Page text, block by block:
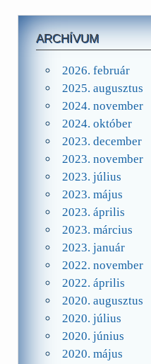
ARCHÍVUM
2026. február
2025. augusztus
2024. november
2024. október
2023. december
2023. november
2023. július
2023. május
2023. április
2023. március
2023. január
2022. november
2022. április
2020. augusztus
2020. július
2020. június
2020. május